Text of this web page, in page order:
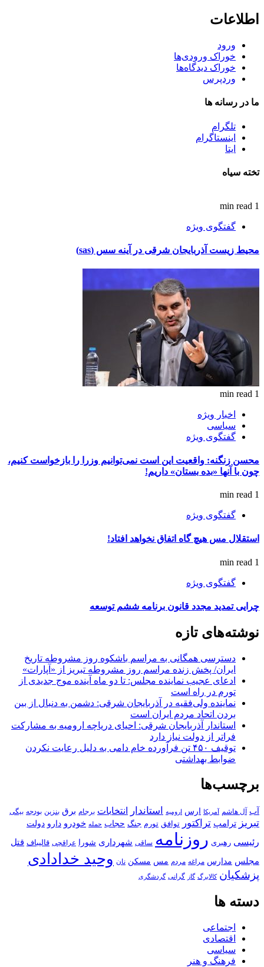
اطلاعات
ورود
خوراک ورودی‌ها
خوراک دیدگاه‌ها
وردپرس
ما در رسانه ها
تلگرام
اینستاگرام
ایتا
تخته سیاه
1 min read
گفتگوی ویژه
محیط زیست آذربایجان شرقی در آینه سس (sas)
1 min read
اخبار ویژه
سیاسی
گفتگوی ویژه
محسن زنگنه: واقعیت این است نمی‌توانیم وزرا را بازخواست کنیم،
چون با آنها «بده بستان» داریم!
1 min read
گفتگوی ویژه
استقلال مس هیچ گاه اتفاق نخواهد افتاد!
1 min read
گفتگوی ویژه
چرایی تمدید مجدد قانون برنامه ششم توسعه
نوشته‌های تازه
دسترسی همگانی به مراسم باشکوه روز مشروطه تاریخ
ایران/ پخش زنده مراسم روز مشروطه تبریز از «آپارات»
ادعای عجیب نماینده مجلس: تا دو ماه آینده موج جدیدی از
تورم در راه است
نماینده ولی‌فقیه در آذربایجان شرقی: دشمن به دنبال از بین
بردن اتحاد مردم ایران است
استاندار آذربایجان شرقی: احیای دریاچه ارومیه به مشارکت
فراتر از دولت نیاز دارد
توقیف ۴۵۰ تن فرآورده خام دامی به دلیل رعایت نکردن
ضوابط بهداشتی
برچسب‌ها
آب آل هاشم آمریکا ارس ارومیه استاندار انتخابات برجام برق بنزین بودجه بیگی
تبریز ترامپ تراکتور توافق تورم جنگ حجاب حمله خودرو دارو دولت
رئیسی رهبری روزنامه ساقی شهرداری شورا عراقچی قالیباف قتل
مجلس مدارس مراغه مردم مس مسکن نان وحید خدادادی
پزشکیان کالابرگ گاز گرانی گردشگری
دسته ها
اجتماعی
اقتصادی
سیاسی
فرهنگ و هنر